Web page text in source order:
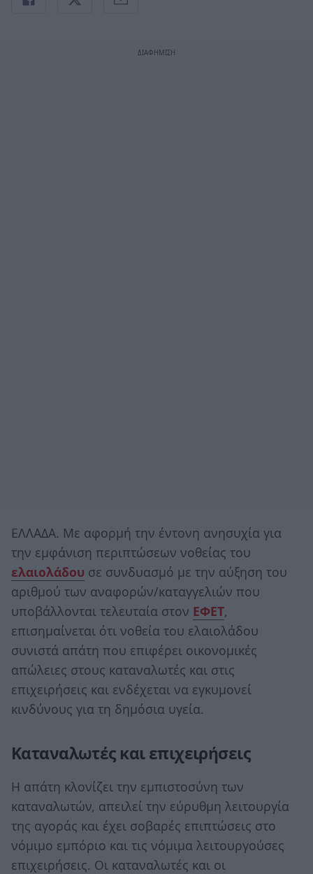
ΕΛΛΑΔΑ. Με αφορμή την έντονη ανησυχία για
την εμφάνιση περιπτώσεων νοθείας του
ελαιολάδου σε συνδυασμό με την αύξηση του
αριθμού των αναφορών/καταγγελιών που
υποβάλλονται τελευταία στον ΕΦΕΤ,
επισημαίνεται ότι νοθεία του ελαιολάδου
συνιστά απάτη που επιφέρει οικονομικές
απώλειες στους καταναλωτές και στις
επιχειρήσεις και ενδέχεται να εγκυμονεί
κινδύνους για τη δημόσια υγεία.
Καταναλωτές και επιχειρήσεις
Η απάτη κλονίζει την εμπιστοσύνη των
καταναλωτών, απειλεί την εύρυθμη λειτουργία
της αγοράς και έχει σοβαρές επιπτώσεις στο
νόμιμο εμπόριο και τις νόμιμα λειτουργούσες
επιχειρήσεις. Οι καταναλωτές και οι